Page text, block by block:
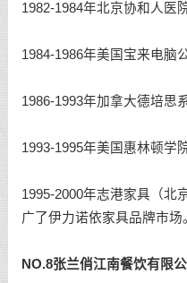
1982-1984年北京协和人医
1984-1986年美国宝来电脑
1986-1993年加拿大德培思
1993-1995年美国惠林顿学
1995-2000年志港家具（北
广了伊力诺依家具品牌市场
NO.8张兰俏江南餐饮有限